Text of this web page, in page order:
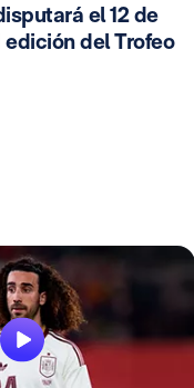
el 12 de
del Trofeo